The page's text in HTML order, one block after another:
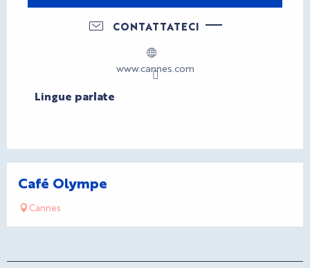
CONTATTATECI
www.cannes.com
Lingue parlate
Lingue parlate
Café Olympe
Cannes